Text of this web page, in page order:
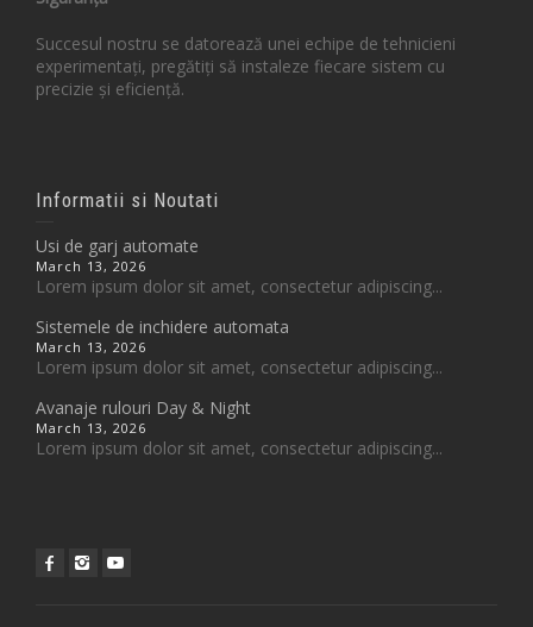
Succesul nostru se datorează unei echipe de tehnicieni
experimentați, pregătiți să instaleze fiecare sistem cu
precizie și eficiență.
Informatii si Noutati
Usi de garj automate
March 13, 2026
Lorem ipsum dolor sit amet, consectetur adipiscing...
Sistemele de inchidere automata
March 13, 2026
Lorem ipsum dolor sit amet, consectetur adipiscing...
Avanaje rulouri Day & Night
March 13, 2026
Lorem ipsum dolor sit amet, consectetur adipiscing...